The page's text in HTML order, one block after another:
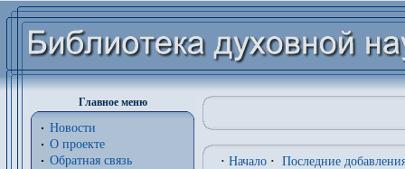
Главное меню
Новости
О проекте
Обратная связь
· Начало · Последние